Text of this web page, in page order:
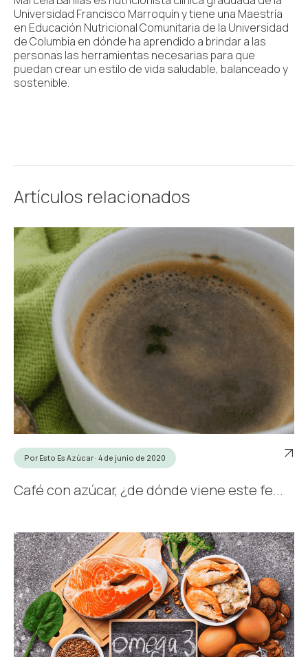
Universidad Francisco Marroquín y tiene una Maestría
en Educación Nutricional Comunitaria de la Universidad
de Columbia en dónde ha aprendido a brindar a las
personas las herramientas necesarias para que
puedan crear un estilo de vida saludable, balanceado y
sostenible.
Artículos relacionados
Por Esto Es Azúcar · 4 de junio de 2020
Café con azúcar, ¿de dónde viene este fe...